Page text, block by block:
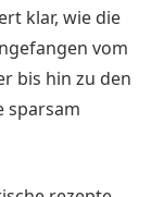
klar, wie die
vom
bis hin zu den
sparsam